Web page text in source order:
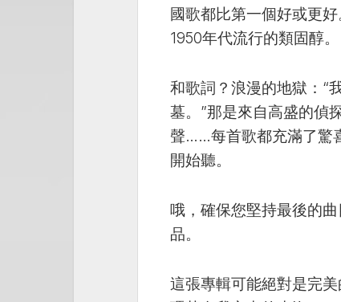
國歌都比第一個好或更
1950年代流行的類固醇。
和歌詞？浪漫的地獄：“
墓。”那是來自高盛的偵
聲……每首歌都充滿了驚
開始聽。
哦，確保您堅持最後的
品。
這張專輯可能絕對是完美